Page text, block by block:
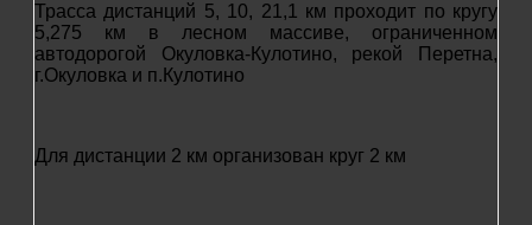
Трасса дистанций 5, 10, 21,1 км проходит по кругу
5,275 км в лесном массиве, ограниченном
автодорогой Окуловка-Кулотино, рекой Перетна,
г.Окуловка и п.Кулотино
Для дистанции 2 км организован круг 2 км